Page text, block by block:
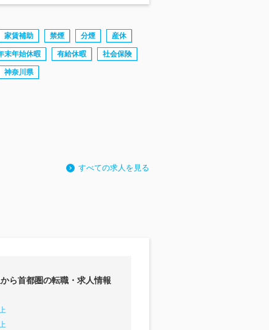
家賃補助 禁煙 分煙 産休
末年始休暇 有給休暇 社会保険
神奈川県
すべての求人を見る
ら首都圏の転職・求人情報